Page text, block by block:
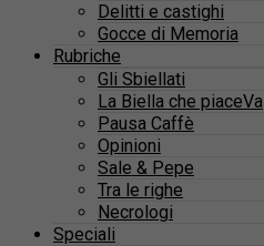
Delitti e castighi
Gocce di Memoria
Rubriche
Gli Sbiellati
La Biella che piaceVa
Pausa Caffè
Opinioni
Sale & Pepe
Tra le righe
Necrologi
Speciali